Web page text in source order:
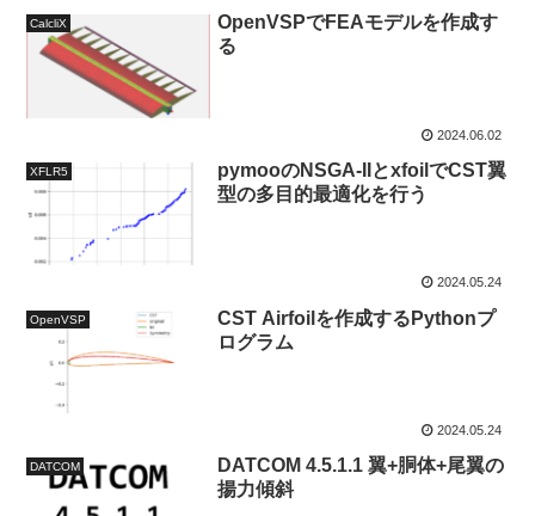
CalcliX
OpenVSPでFEAモデルを作成す
る
2024.06.02
XFLR5
pymooのNSGA-IIとxfoilでCST翼
型の多目的最適化を行う
2024.05.24
OpenVSP
CST Airfoilを作成するPythonプ
ログラム
2024.05.24
DATCOM
DATCOM 4.5.1.1 翼+胴体+尾翼の
揚力傾斜